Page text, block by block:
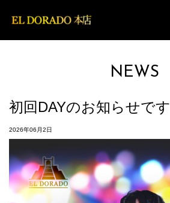
NEWS
初回DAYのお知らせです
2026年06月2日